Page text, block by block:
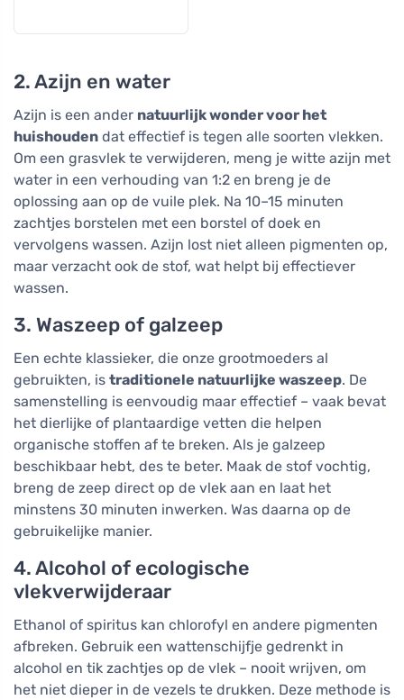
2. Azijn en water
Azijn is een ander natuurlijk wonder voor het
huishouden dat effectief is tegen alle soorten vlekken.
Om een grasvlek te verwijderen, meng je witte azijn met
water in een verhouding van 1:2 en breng je de
oplossing aan op de vuile plek. Na 10–15 minuten
zachtjes borstelen met een borstel of doek en
vervolgens wassen. Azijn lost niet alleen pigmenten op,
maar verzacht ook de stof, wat helpt bij effectiever
wassen.
3. Waszeep of galzeep
Een echte klassieker, die onze grootmoeders al
gebruikten, is traditionele natuurlijke waszeep. De
samenstelling is eenvoudig maar effectief – vaak bevat
het dierlijke of plantaardige vetten die helpen
organische stoffen af te breken. Als je galzeep
beschikbaar hebt, des te beter. Maak de stof vochtig,
breng de zeep direct op de vlek aan en laat het
minstens 30 minuten inwerken. Was daarna op de
gebruikelijke manier.
4. Alcohol of ecologische
vlekverwijderaar
Ethanol of spiritus kan chlorofyl en andere pigmenten
afbreken. Gebruik een wattenschijfje gedrenkt in
alcohol en tik zachtjes op de vlek – nooit wrijven, om
het niet dieper in de vezels te drukken. Deze methode is